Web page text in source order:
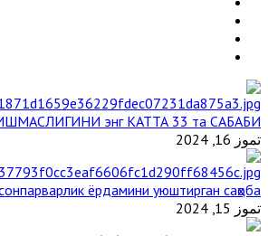
энг КАТТА 33 та САБАБИ
تموز 16, 2024
ёрдамини уюштирган саҳоба
تموز 15, 2024